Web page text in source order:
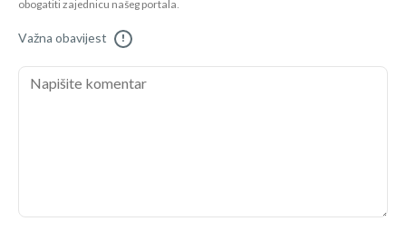
obogatiti zajednicu našeg portala.
Važna obavijest !